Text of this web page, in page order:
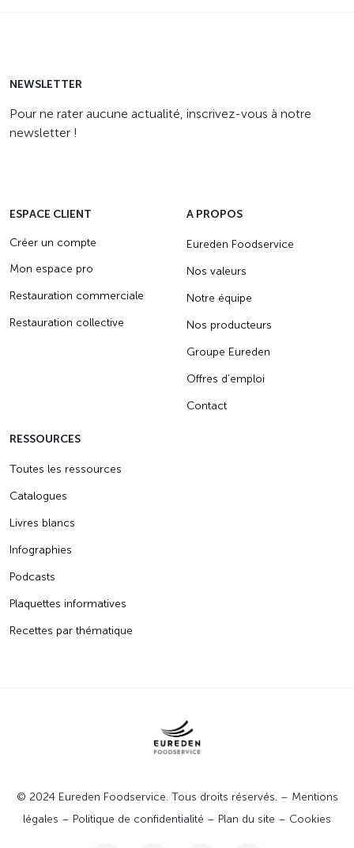
NEWSLETTER
Pour ne rater aucune actualité, inscrivez-vous à notre
newsletter !
ESPACE CLIENT
Créer un compte
Mon espace pro
Restauration commerciale
Restauration collective
A PROPOS
Eureden Foodservice
Nos valeurs
Notre équipe
Nos producteurs
Groupe Eureden
Offres d’emploi
Contact
RESSOURCES
Toutes les ressources
Catalogues
Livres blancs
Infographies
Podcasts
Plaquettes informatives
Recettes par thématique
© 2024 Eureden Foodservice. Tous droits réservés. – Mentions
légales – Politique de confidentialité – Plan du site – Cookies